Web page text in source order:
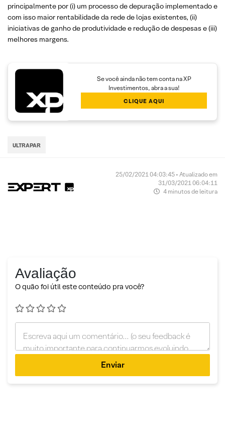
principalmente por (i) um processo de depuração implementado e
com isso maior rentabilidade da rede de lojas existentes, (ii)
iniciativas de ganho de produtividade e redução de despesas e (iii)
melhores margens.
Se você ainda não tem conta na XP
Investimentos, abra a sua!
CLIQUE AQUI
ULTRAPAR
25/02/2021 04:03:45 • Atualizado em
31/03/2021 06:04:11
4 minutos de leitura
Avaliação
O quão foi útil este conteúdo pra você?
Enviar